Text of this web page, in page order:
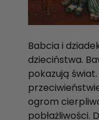
Babcia i
dzieciństwa.
pokazują
ogrom
pobłażliwości.